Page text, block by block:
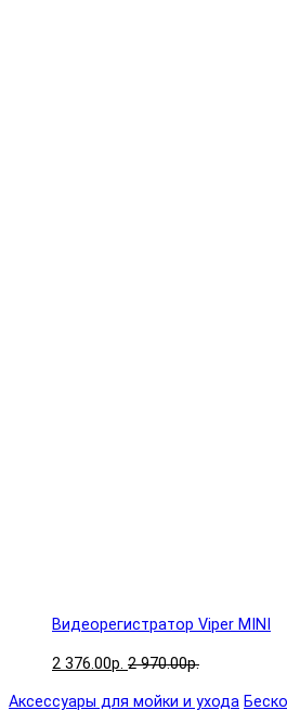
Видеорегистратор Viper MINI
2 376.00р. 2 970.00р.
Аксессуары для мойки и ухода